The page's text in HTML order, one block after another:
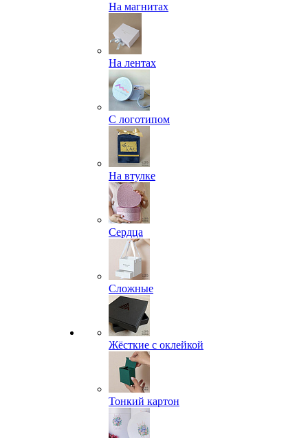
На магнитах
На лентах
С логотипом
На втулке
Сердца
Сложные
Жёсткие с оклейкой
Тонкий картон